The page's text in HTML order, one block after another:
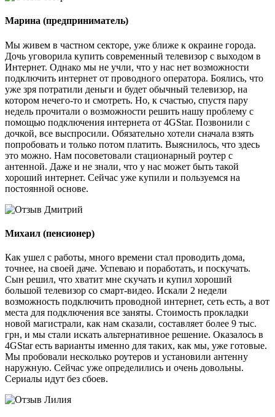
Марина (предприниматель)
Мы живем в частном секторе, уже ближе к окраине города.
Дочь уговорила купить современный телевизор с выходом в
Интернет. Однако мы не учли, что у нас нет возможности
подключить интернет от проводного оператора. Боялись, что
уже зря потратили деньги и будет обычный телевизор, на
котором нечего-то и смотреть. Но, к счастью, спустя пару
недель прочитали о возможности решить нашу проблему с
помощью подключения интернета от 4GStar. Позвонили с
дочкой, все выспросили. Обязательно хотели сначала взять
попробовать и только потом платить. Выяснилось, что здесь
это можно. Нам посоветовали стационарный роутер с
антенной. Даже и не знали, что у нас может быть такой
хороший интернет. Сейчас уже купили и пользуемся на
постоянной основе.
Михаил (пенсионер)
Как ушел с работы, много времени стал проводить дома,
точнее, на своей даче. Успеваю и поработать, и поскучать.
Сын решил, что хватит мне скучать и купил хороший
большой телевизор со смарт-видео. Искали 2 недели
возможность подключить проводной интернет, сеть есть, а вот
места для подключения все заняты. Стоимость прокладки
новой магистрали, как нам сказали, составляет более 9 тыс.
грн, и мы стали искать альтернативное решение. Оказалось в
4GStar есть варианты именно для таких, как мы, уже готовые.
Мы пробовали несколько роутеров и установили антенну
наружную. Сейчас уже определились и очень довольны.
Сериалы идут без сбоев.